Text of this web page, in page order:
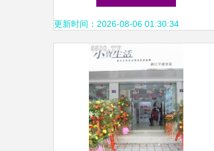
更新时间：2026-08-06 01:30:34